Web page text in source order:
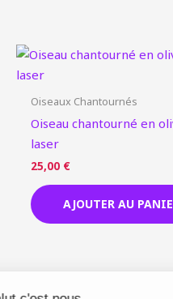
Oiseaux Chantournés
Oiseau chantourné en
laser
25,00 €
AJOUTER AU